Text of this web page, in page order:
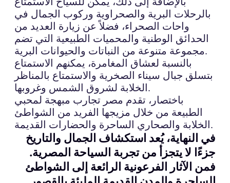
بالرحلات البرية والصحراوية وركوب الجمال في
واحات الصحراء، فضلاً عن زيارة العديد من
الحدائق الوطنية والمحميات الطبيعية التي تضم
مجموعة متنوعة من النباتات والحيوانات البرية.
بالنسبة لعشاق المغامرة، يمكنهم الاستمتاع
بتسلق جبال سيناء الصخرية والاستمتاع بالمناظر
الخلابة لشروق الشمس وغروبها.
باختصار، تقدم مصر تجارب مبهجة لمحبي
الطبيعة من خلال مزيجها الفريد من الشواطئ
الخلابة والصحاري الساحرة والحضارات القديمة.
في النهاية، يُعد استكشاف الجمال والتاريخ
جزءًا لا يتجزأ من تجربة السياحة المصرية.
فمن الآثار الفرعونية الرائعة إلى الشواطئ